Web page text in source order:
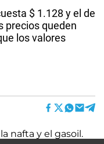
$ 1.128 y el de
precios queden
los valores